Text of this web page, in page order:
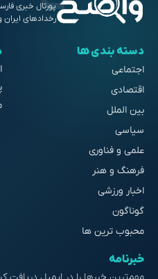
پورتال خبری
رخدادهای
دسته بندی ها
اجتماعی
اقتصادی
بین الملل
سیاسی
علمی و فناوری
فرهنگ و هنر
اخبار ورزشی
گوناگون
محبوب ترین ها
خبرنامه